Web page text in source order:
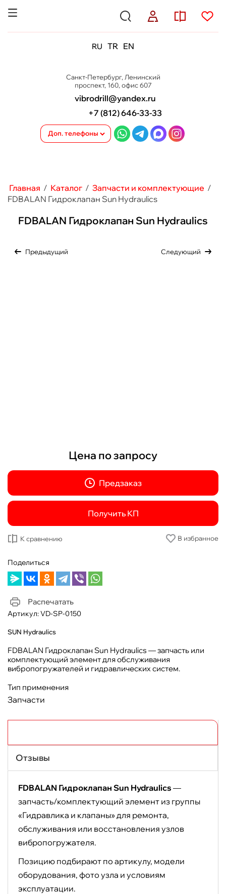
RU TR EN
Санкт-Петербург, Ленинский
проспект, 160, офис 607
vibrodrill@yandex.ru
+7 (812) 646-33-33
Доп. телефоны
Главная / Каталог / Запчасти и комплектующие /
FDBALAN Гидроклапан Sun Hydraulics
FDBALAN Гидроклапан Sun Hydraulics
Предыдущий Следующий
Артикул:VD-SP-0150
SUN Hydraulics
FDBALAN Гидроклапан Sun Hydraulics — запчасть или
комплектующий элемент для обслуживания
вибропогружателей и гидравлических систем.
Тип применения
Запчасти
Цена по запросу
Предзаказ
Получить КП
К сравнению В избранное
Поделиться
Распечатать
Отзывы
FDBALAN Гидроклапан Sun Hydraulics —
запчасть/комплектующий элемент из группы
«Гидравлика и клапаны» для ремонта,
обслуживания или восстановления узлов
вибропогружателя.
Позицию подбирают по артикулу, модели
оборудования, фото узла и условиям
эксплуатации.